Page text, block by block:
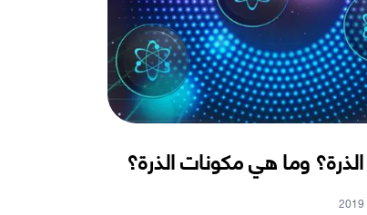
وما هي مكونات الذرة؟